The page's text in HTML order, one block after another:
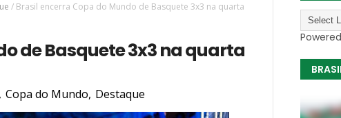
/ Brasil encerra Copa do Mundo de Basquete 3x3 na quarta
de Basquete 3x3 na quarta
, Copa do Mundo, Destaque